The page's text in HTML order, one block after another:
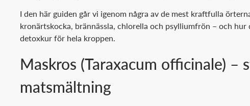
I den här guiden går vi igenom några av de mest kraftfulla
kronärtskocka, brännässla, chlorella och psylliumfrön – och
detoxkur för hela kroppen.
Maskros (Taraxacum officinale) –
matsmältning